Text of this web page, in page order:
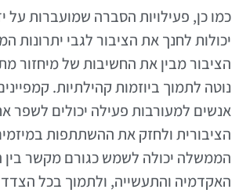
כמו כן, פעילויות הסברה שמועברות על
יכולות לחנך את הציבור לגבי יתרונות
הציבור מבין את החשיבות של מיחזור
נוטה לתמוך ביוזמות קהילתיות.
אנשים למעורבות פעילה יכולים לשפר
הציבורית ולחזק את ההשתתפות
הממשלה יכולה לשמש כגורם מקשר בין
האקדמיה והתעשייה, ולתמוך בכל